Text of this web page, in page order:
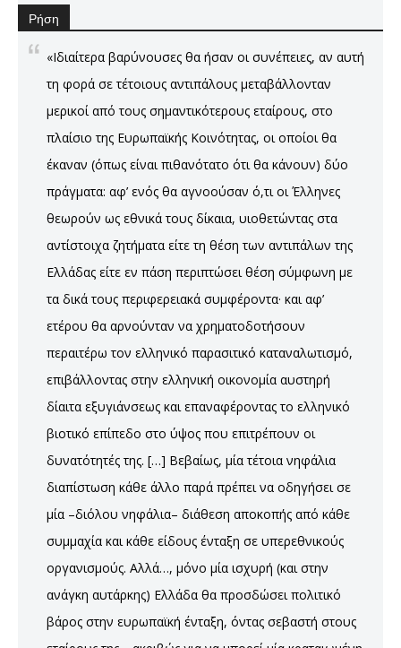
Ρήση
«Ιδιαίτερα βαρύνουσες θα ήσαν οι συνέπειες, αν αυτή
τη φορά σε τέτοιους αντιπάλους μεταβάλλονταν
μερικοί από τους σημαντικότερους εταίρους, στο
πλαίσιο της Ευρωπαϊκής Κοινότητας, οι οποίοι θα
έκαναν (όπως είναι πιθανότατο ότι θα κάνουν) δύο
πράγματα: αφ’ ενός θα αγνοούσαν ό,τι οι Έλληνες
θεωρούν ως εθνικά τους δίκαια, υιοθετώντας στα
αντίστοιχα ζητήματα είτε τη θέση των αντιπάλων της
Ελλάδας είτε εν πάση περιπτώσει θέση σύμφωνη με
τα δικά τους περιφερειακά συμφέροντα· και αφ’
ετέρου θα αρνούνταν να χρηματοδοτήσουν
περαιτέρω τον ελληνικό παρασιτικό καταναλωτισμό,
επιβάλλοντας στην ελληνική οικονομία αυστηρή
δίαιτα εξυγιάνσεως και επαναφέροντας το ελληνικό
βιοτικό επίπεδο στο ύψος που επιτρέπουν οι
δυνατότητές της. […] Βεβαίως, μία τέτοια νηφάλια
διαπίστωση κάθε άλλο παρά πρέπει να οδηγήσει σε
μία –διόλου νηφάλια– διάθεση αποκοπής από κάθε
συμμαχία και κάθε είδους ένταξη σε υπερεθνικούς
οργανισμούς. Αλλά…, μόνο μία ισχυρή (και στην
ανάγκη αυτάρκης) Ελλάδα θα προσδώσει πολιτικό
βάρος στην ευρωπαϊκή ένταξη, όντας σεβαστή στους